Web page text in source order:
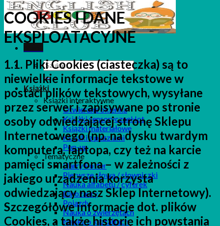
Szukaj:
Książki
Książki interaktywne
Otwierane okienka
Książki sensoryczne
Książki materiałowe
Książki z puzzlami
Pop-up
Tematyczne
Harry Potter
Pierwsze słowa / słowniczki
Nauka alfabetu / cyferek
Dinozaury
Pojazdy
Nauka o zwierzętach
Nauka o kształtach
COOKIES I DANE
EKSPLOATACYJNE
1.1. Pliki Cookies (ciasteczka) są to
niewielkie informacje tekstowe w
postaci plików tekstowych, wysyłane
przez serwer i zapisywane po stronie
osoby odwiedzającej stronę Sklepu
Internetowego (np. na dysku twardym
komputera, laptopa, czy też na karcie
pamięci smartfona – w zależności z
jakiego urządzenia korzysta
odwiedzający nasz Sklep Internetowy).
Szczegółowe informacje dot. plików
Cookies, a także historię ich powstania